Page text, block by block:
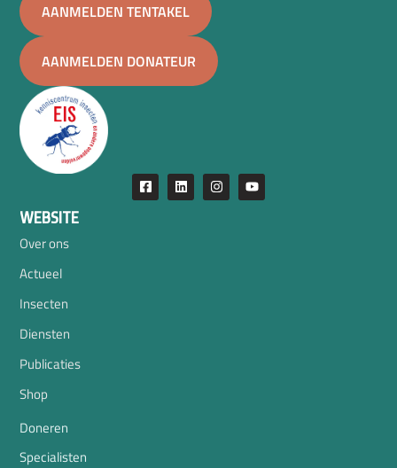
AANMELDEN TENTAKEL
AANMELDEN DONATEUR
WEBSITE
Over ons
Actueel
Insecten
Diensten
Publicaties
Shop
Doneren
Specialisten